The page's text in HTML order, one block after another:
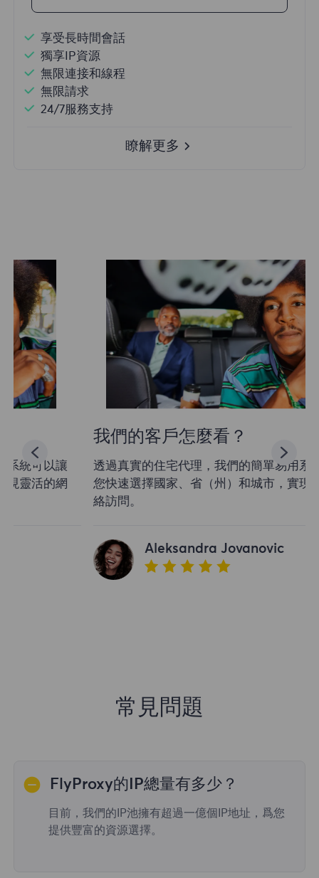
享受長時間會話
獨享IP資源
無限連接和線程
無限請求
24/7服務支持
瞭解更多
我們的客戶怎麼看？
透過真實的住宅代理，我們的簡單易用系統可以讓
您快速選擇國家、省（州）和城市，實現靈活的網
Aleksandra Jovanovic
常見問題
FlyProxy的IP總量有多少？
目前，我們的IP池擁有超過一億個IP地址，爲您
提供豐富的資源選擇。